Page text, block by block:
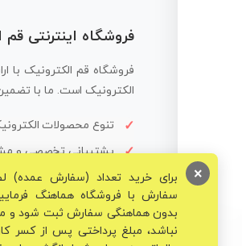
فروشگاه اینترنتی
فروشگاه قم الکترونیک با
الکترونیک است. ما با
تنوع محصولات
پشتیبانی تخصصی و
© تمامی حقوق برای فروشگاه تخصصی قم
برای خرید تعداد (سفارش عمده)
سفارش با فروشگاه هماهنگ
بدون هماهنگی سفارش ثبت شود و
نباشد، مبلغ پرداختی پس از کسر
×